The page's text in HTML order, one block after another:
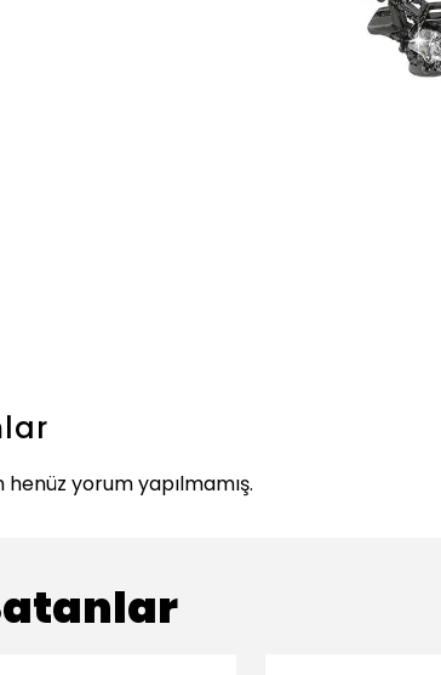
henüz yorum yapılmamış.